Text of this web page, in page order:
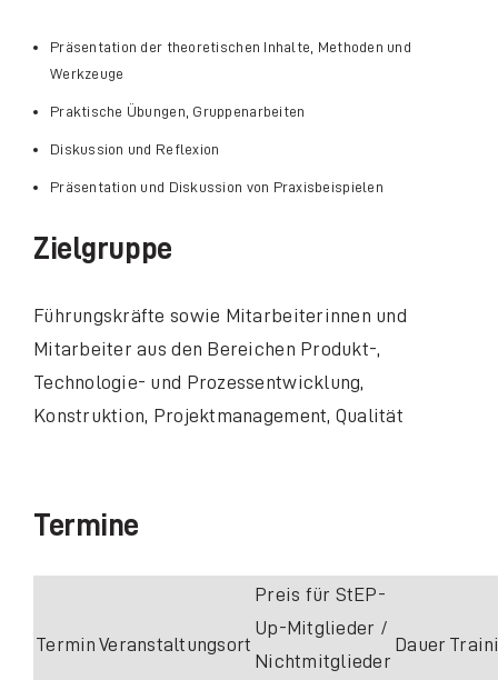
Präsentation der theoretischen Inhalte, Methoden und
Werkzeuge
Praktische Übungen, Gruppenarbeiten
Diskussion und Reflexion
Präsentation und Diskussion von Praxisbeispielen
Zielgruppe
Führungskräfte sowie Mitarbeiterinnen und
Mitarbeiter aus den Bereichen Produkt-,
Technologie- und Prozessentwicklung,
Konstruktion, Projektmanagement, Qualität
Termine
Termin Veranstaltungsort
Preis für StEP-
Up-Mitglieder /
Nichtmitglieder
Dauer